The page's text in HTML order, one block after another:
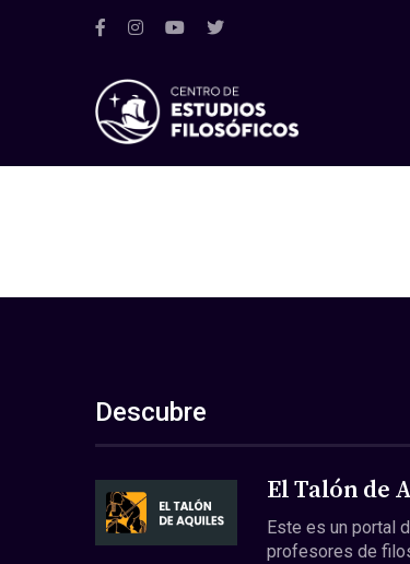
Descubre
El Talón de
Este es un portal
profesores de